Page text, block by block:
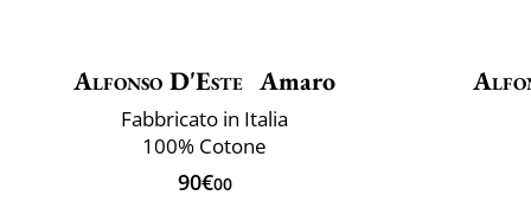
Alfonso D'Este Amaro
Fabbricato in Italia
100% Cotone
90€00